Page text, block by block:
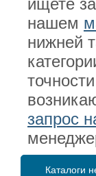
нашем
нижней
запрос
Каталоги